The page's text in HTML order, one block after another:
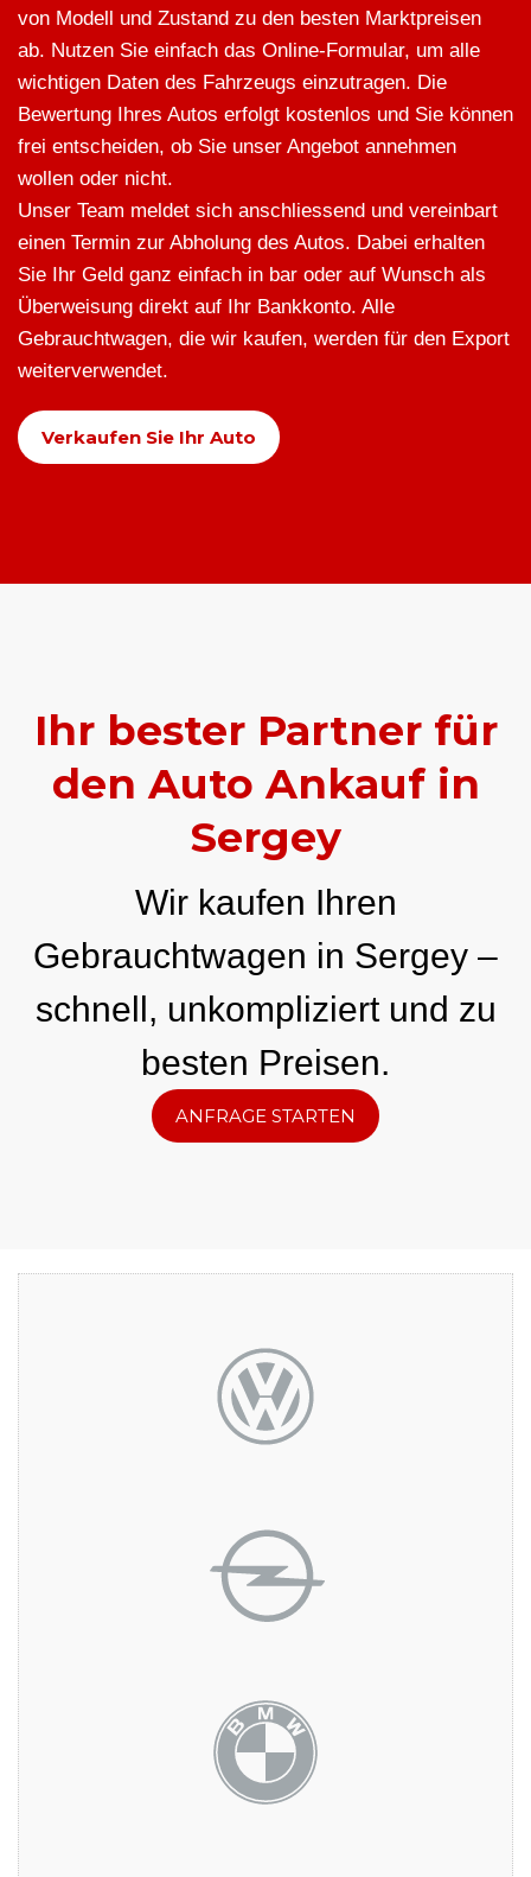
von Modell und Zustand zu den besten Marktpreisen
ab. Nutzen Sie einfach das Online-Formular, um alle
wichtigen Daten des Fahrzeugs einzutragen. Die
Bewertung Ihres Autos erfolgt kostenlos und Sie können
frei entscheiden, ob Sie unser Angebot annehmen
wollen oder nicht.
Unser Team meldet sich anschliessend und vereinbart
einen Termin zur Abholung des Autos. Dabei erhalten
Sie Ihr Geld ganz einfach in bar oder auf Wunsch als
Überweisung direkt auf Ihr Bankkonto. Alle
Gebrauchtwagen, die wir kaufen, werden für den Export
weiterverwendet.
Verkaufen Sie Ihr Auto
Ihr bester Partner für
den Auto Ankauf in
Sergey
Wir kaufen Ihren
Gebrauchtwagen in Sergey –
schnell, unkompliziert und zu
besten Preisen.
ANFRAGE STARTEN